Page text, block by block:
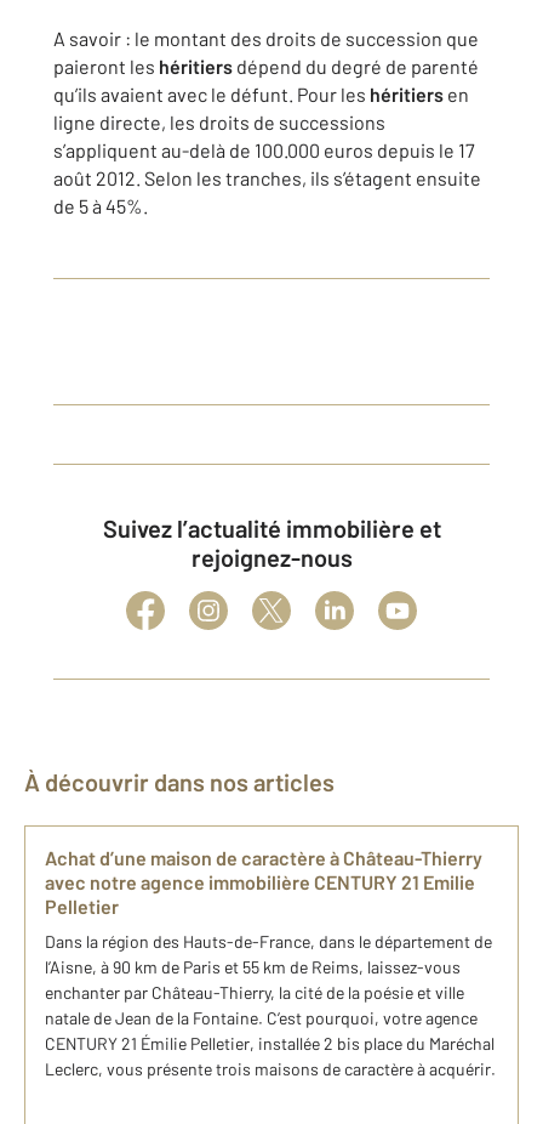
A savoir : le montant des droits de succession que
paieront les héritiers dépend du degré de parenté
qu’ils avaient avec le défunt. Pour les héritiers en
ligne directe, les droits de successions
s’appliquent au-delà de 100.000 euros depuis le 17
août 2012. Selon les tranches, ils s’étagent ensuite
de 5 à 45%.
Suivez l’actualité immobilière et
rejoignez-nous
À découvrir dans nos articles
Achat d’une maison de caractère à Château-Thierry
avec notre agence immobilière CENTURY 21 Emilie
Pelletier
Dans la région des Hauts-de-France, dans le département de
l’Aisne, à 90 km de Paris et 55 km de Reims, laissez-vous
enchanter par Château-Thierry, la cité de la poésie et ville
natale de Jean de la Fontaine. C’est pourquoi, votre agence
CENTURY 21 Émilie Pelletier, installée 2 bis place du Maréchal
Leclerc, vous présente trois maisons de caractère à acquérir.